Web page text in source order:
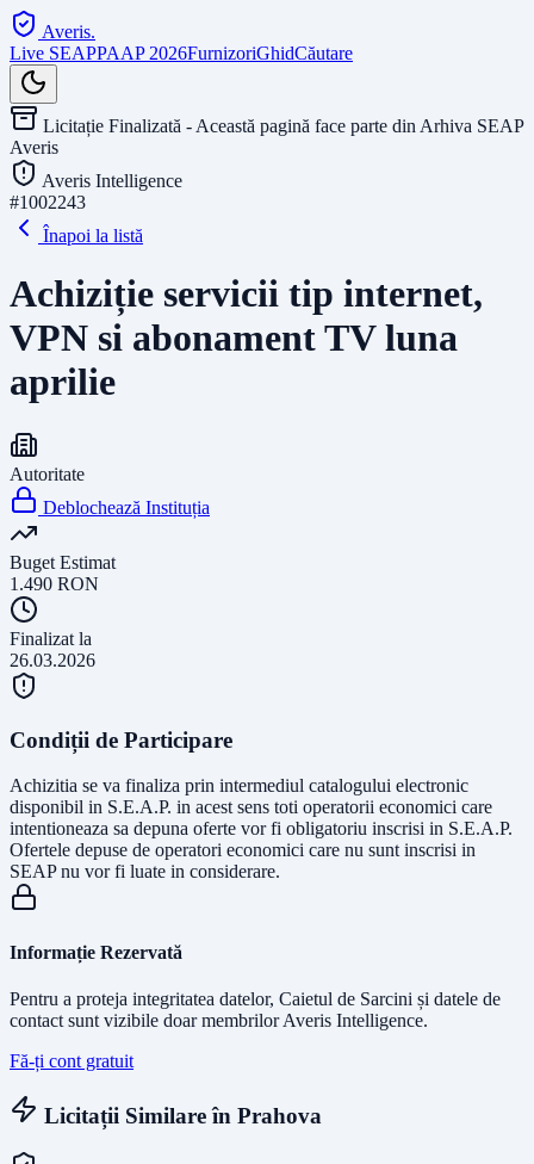
Averis.
Live SEAPPAAP 2026FurnizoriGhidCăutare
Licitație Finalizată - Această pagină face parte din Arhiva SEAP
Averis
Averis Intelligence
#1002243
Înapoi la listă
Achiziție servicii tip internet,
VPN si abonament TV luna
aprilie
Autoritate
Deblochează Instituția
Buget Estimat
1.490 RON
Finalizat la
26.03.2026
Condiții de Participare
Achizitia se va finaliza prin intermediul catalogului electronic
disponibil in S.E.A.P. in acest sens toti operatorii economici care
intentioneaza sa depuna oferte vor fi obligatoriu inscrisi in S.E.A.P.
Ofertele depuse de operatori economici care nu sunt inscrisi in
SEAP nu vor fi luate in considerare.
Informație Rezervată
Pentru a proteja integritatea datelor, Caietul de Sarcini și datele de
contact sunt vizibile doar membrilor Averis Intelligence.
Fă-ți cont gratuit
Licitații Similare în Prahova